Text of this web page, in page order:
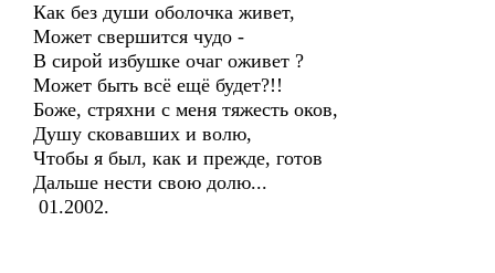
Как без души оболочка живет,
Может свершится чудо -
В сирой избушке очаг оживет ?
Может быть всё ещё будет?!!
Боже, стряхни с меня тяжесть оков,
Душу сковавших и волю,
Чтобы я был, как и прежде, готов
Дальше нести свою долю...
01.2002.